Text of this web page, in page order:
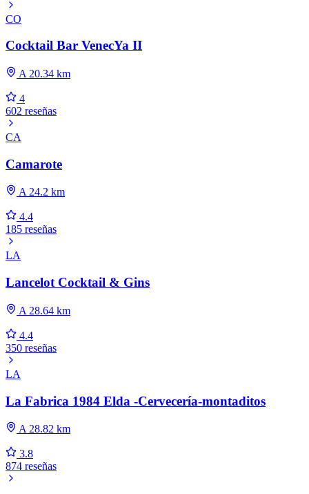
CO
Cocktail Bar VenecYa II
A 20.34 km
4
602 reseñas
CA
Camarote
A 24.2 km
4.4
185 reseñas
LA
Lancelot Cocktail & Gins
A 28.64 km
4.4
350 reseñas
LA
La Fabrica 1984 Elda -Cervecería-montaditos
A 28.82 km
3.8
874 reseñas